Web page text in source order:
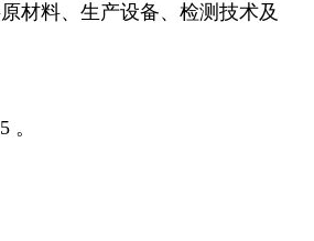
材料、生产设备、检测技术及
。